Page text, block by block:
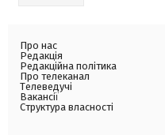
Про нас
Редакція
Редакційна політика
Про телеканал
Телеведучі
Вакансії
Структура власності